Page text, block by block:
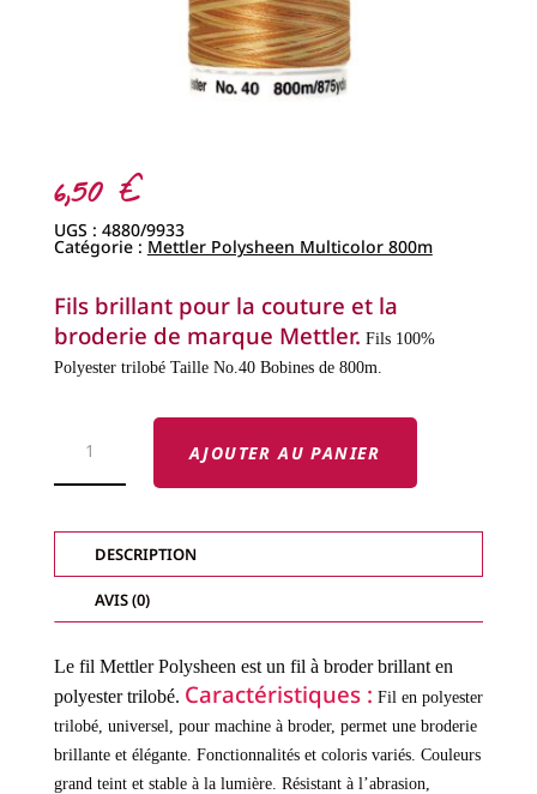
6,50 €
UGS : 4880/9933
Catégorie : Mettler Polysheen Multicolor 800m
Fils brillant pour la couture et la
broderie de marque Mettler. Fils 100%
Polyester trilobé Taille No.40 Bobines de 800m.
POLYSHEEN
FILS
BRILLANTS
MULTICOLOR-
COL.
AJOUTER AU PANIER
DESCRIPTION
AVIS (0)
Le fil Mettler Polysheen est un fil à broder brillant en
polyester trilobé. Caractéristiques : Fil en polyester
trilobé, universel, pour machine à broder, permet une broderie
brillante et élégante. Fonctionnalités et coloris variés. Couleurs
grand teint et stable à la lumière. Résistant à l’abrasion,